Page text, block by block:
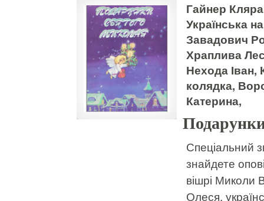
Гайнер
Українська
Завадович
Храплива
Нехода Іван,
колядка,
Катерина,
Спеціальний
знайдете
вішрі Миколи
Олеся,